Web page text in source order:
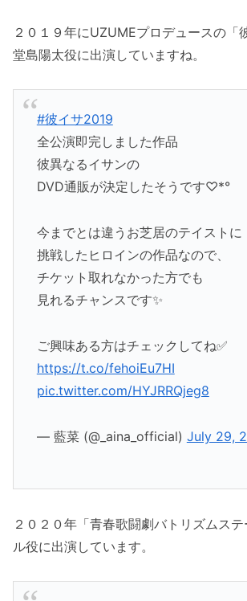
２０１９年にUZUMEプロデュースの「
堂島陽太役に出演していますね。
#彼イサ2019
全公演即完しました作品
彼異なるイサンの
DVD通販が決定したそうです♡*°
今までとは違うお芝居のテイストに
挑戦したヒロインの作品なので、
チケット取れなかった方でも
見れるチャンスです✨
ご興味ある方はチェックしてね✅
https://t.co/fehoiEu7HI
pic.twitter.com/HYJRRQjeg8
— 藍菜 (@_aina_official) July 29,
２０２０年「青春歌闘劇バトリズムス
ル役に出演しています。